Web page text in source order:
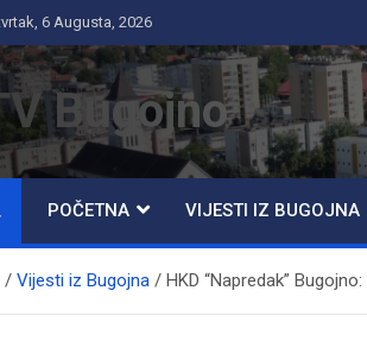
6 Augusta, 2026
Bugojno
POČETNA VIJESTI IZ BUGOJNA
Vijesti iz Bugojna HKD “Napredak”